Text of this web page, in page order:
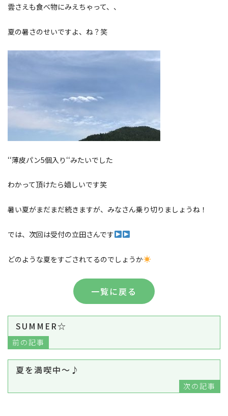
雲さえも食べ物にみえちゃって、、
夏の暑さのせいですよ、ね？笑
‘‘薄皮パン5個入り‘‘みたいでした
わかって頂けたら嬉しいです笑
暑い夏がまだまだ続きますが、みなさん乗り切りましょうね！
では、次回は受付の立田さんです‪‪
どのような夏をすごされてるのでしょうか
SUMMER☆
前の記事
一覧に戻る
夏を満喫中～♪
次の記事